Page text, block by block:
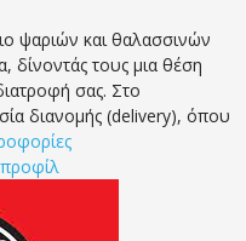
ψαριών και θαλασσινών
δίνοντάς τους μια θέση
σας. Στο
διανομής (delivery), όπου